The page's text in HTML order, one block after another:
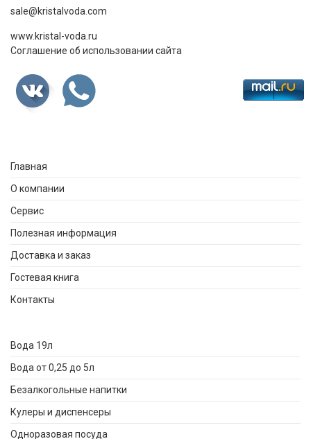
sale@kristalvoda.com
www.kristal-voda.ru
Соглашение об использовании сайта
Главная
О компании
Сервис
Полезная информация
Доставка и заказ
Гостевая книга
Контакты
Вода 19л
Вода от 0,25 до 5л
Безалкогольные напитки
Кулеры и диспенсеры
Одноразовая посуда